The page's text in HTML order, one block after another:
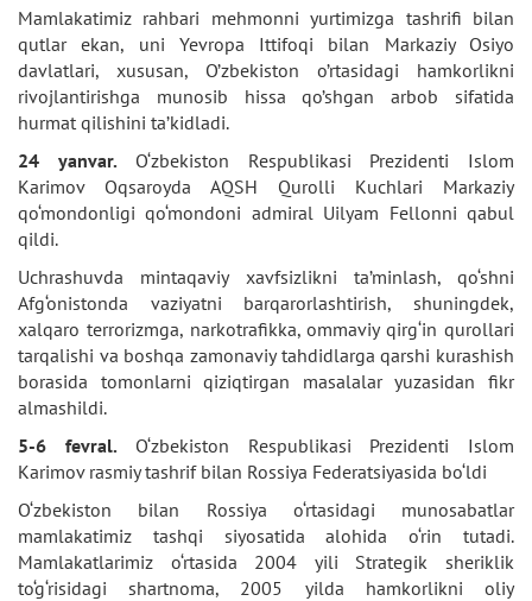
Mamlakatimiz rahbari mehmonni yurtimizga tashrifi bilan
qutlar ekan, uni Yevropa Ittifoqi bilan Markaziy Osiyo
davlatlari, xususan, O’zbekiston o’rtasidagi hamkorlikni
rivojlantirishga munosib hissa qo’shgan arbob sifatida
hurmat qilishini ta’kidladi.
24 yanvar. O‘zbekiston Respublikasi Prezidenti Islom
Karimov Oqsaroyda AQSH Qurolli Kuchlari Markaziy
qo‘mondonligi qo‘mondoni admiral Uilyam Fellonni qabul
qildi.
Uchrashuvda mintaqaviy xavfsizlikni ta’minlash, qo‘shni
Afg‘onistonda vaziyatni barqarorlashtirish, shuningdek,
xalqaro terrorizmga, narkotrafikka, ommaviy qirg‘in qurollari
tarqalishi va boshqa zamonaviy tahdidlarga qarshi kurashish
borasida tomonlarni qiziqtirgan masalalar yuzasidan fikr
almashildi.
5-6 fevral. O‘zbekiston Respublikasi Prezidenti Islom
Karimov rasmiy tashrif bilan Rossiya Federatsiyasida bo‘ldi
O‘zbekiston bilan Rossiya o‘rtasidagi munosabatlar
mamlakatimiz tashqi siyosatida alohida o‘rin tutadi.
Mamlakatlarimiz o‘rtasida 2004 yili Strategik sheriklik
to‘g‘risidagi shartnoma, 2005 yilda hamkorlikni oliy